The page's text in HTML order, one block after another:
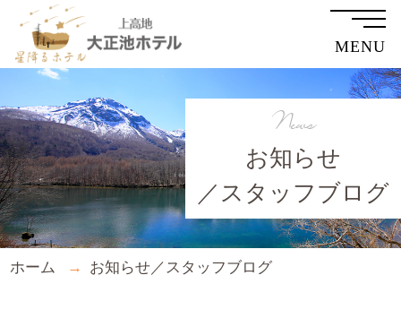
MENU
お知らせ
／スタッフブログ
News
ホーム お知らせ／スタッフブログ